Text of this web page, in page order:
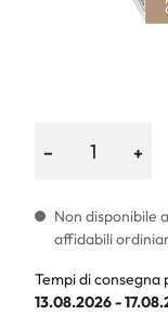
− +
Non disponibile
affidabili
Tempi di consegna
13.08.2026 -